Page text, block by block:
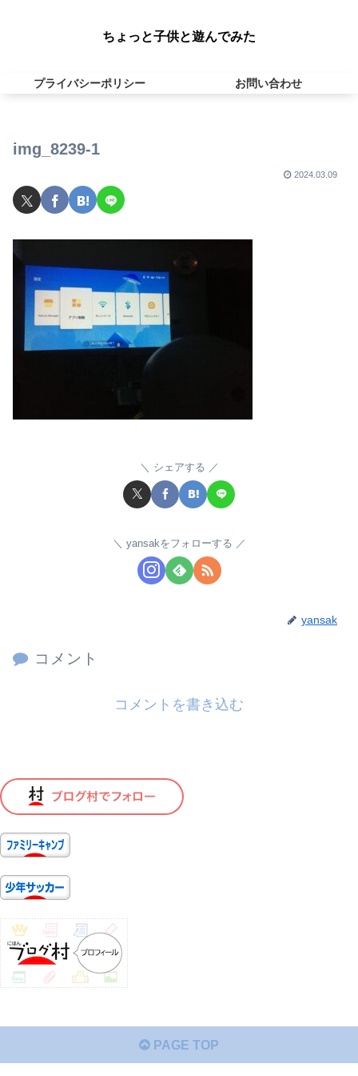
ちょっと子供と遊んでみた
プライバシーポリシー お問い合わせ
img_8239-1
2024.03.09
シェアする
yansakをフォローする
yansak
コメント
コメントを書き込む
PAGE TOP